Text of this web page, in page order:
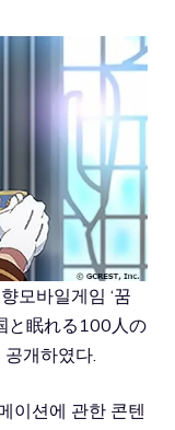
모바일게임 ‘꿈
と眠れる100人の
개하였다.
이션에 관한 콘텐